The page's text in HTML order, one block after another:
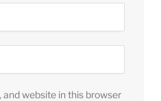
and website in this browser